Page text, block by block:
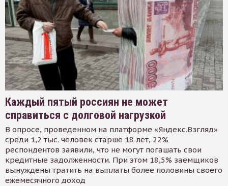
Каждый пятый россиян не может
справиться с долговой нагрузкой
В опросе, проведенном на платформе «Яндекс.Взгляд»
среди 1,2 тыс. человек старше 18 лет, 22%
респондентов заявили, что не могут погашать свои
кредитные задолженности. При этом 18,5% заемщиков
вынуждены тратить на выплаты более половины своего
ежемесячного доход